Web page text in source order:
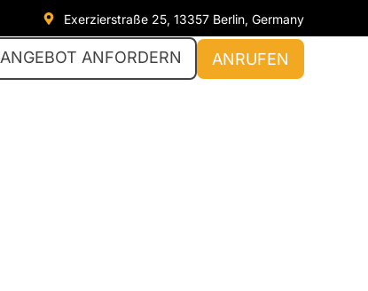
Exerzierstraße 25, 13357 Berlin, Germany
ANGEBOT ANFORDERN ANRUFEN